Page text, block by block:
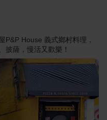
P&P House 義式鄉村料理，
披薩，慢活又歡樂！